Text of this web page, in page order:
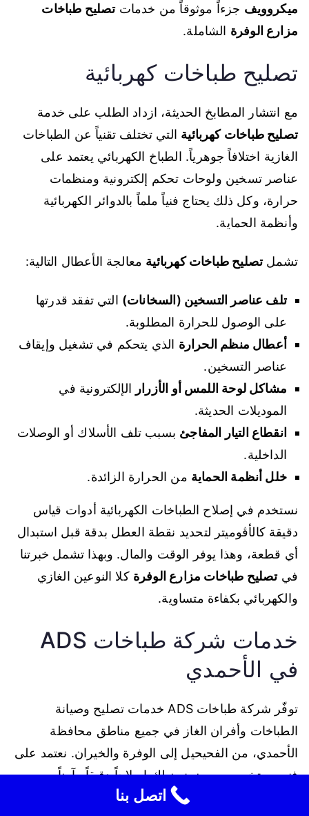
ميكروويف جزءاً موثوقاً من خدماتتصليح طباخات
مزارع الوفرة الشاملة.
تصليح طباخات كهربائية
مع انتشار المطابخ الحديثة، ازداد الطلب على خدمة
تصليح طباخات كهربائية التي تختلف تقنياً عن الطباخات
الغازية اختلافاً جوهرياً. الطباخ الكهربائي يعتمد على
عناصر تسخين ولوحات تحكم إلكترونية ومنظمات
حرارة، وكل ذلك يحتاج فنياً ملماً بالدوائر الكهربائية
وأنظمة الحماية.
تشملتصليح طباخات كهربائية معالجة الأعطال التالية:
تلف عناصر التسخين (السخانات) التي تفقد قدرتها
على الوصول للحرارة المطلوبة.
أعطال منظم الحرارة الذي يتحكم في تشغيل وإيقاف
عناصر التسخين.
مشاكل لوحة اللمس أو الأزرار الإلكترونية في
الموديلات الحديثة.
انقطاع التيار المفاجئ بسبب تلف الأسلاك أو الوصلات
الداخلية.
خلل أنظمة الحماية من الحرارة الزائدة.
نستخدم في إصلاح الطباخات الكهربائية أدوات قياس
دقيقة كالأڤوميتر لتحديد نقطة العطل بدقة قبل استبدال
أي قطعة، وهذا يوفر الوقت والمال. وبهذا تشمل خبرتنا
فيتصليح طباخات مزارع الوفرة كلا النوعين الغازي
والكهربائي بكفاءة متساوية.
خدمات شركة طباخات ADS
في الأحمدي
توفّر شركة طباخات ADS خدمات تصليح وصيانة
الطباخات وأفران الغاز في جميع مناطق محافظة
الأحمدي، من الفحيحيل إلى الوفرة والخيران. نعتمد على
فنيين متخصصين يضمنون لك إصلاحاً دقيقاً وآمناً مع
الكشف المجاني عند الطلب. للحجز والاستفسار اتصل
اتصل بنا